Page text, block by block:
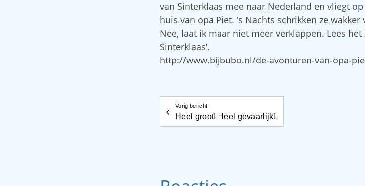
van Sinterklaas mee naar Nederland en vliegt
huis van opa Piet. ’s Nachts schrikken ze
Nee, laat ik maar niet meer verklappen. Lees het
Sinterklaas’.
http://www.bijbubo.nl/de-avonturen-van-opa-
Vorig bericht
Heel groot! Heel gevaarlijk!